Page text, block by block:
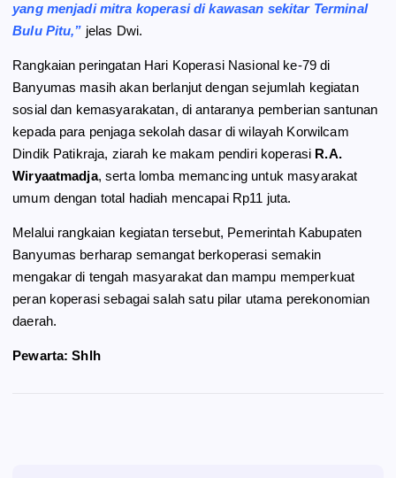
yang menjadi mitra koperasi di kawasan sekitar Terminal
Bulu Pitu,” jelas Dwi.
Rangkaian peringatan Hari Koperasi Nasional ke-79 di
Banyumas masih akan berlanjut dengan sejumlah kegiatan
sosial dan kemasyarakatan, di antaranya pemberian santunan
kepada para penjaga sekolah dasar di wilayah Korwilcam
Dindik Patikraja, ziarah ke makam pendiri koperasi R.A.
Wiryaatmadja, serta lomba memancing untuk masyarakat
umum dengan total hadiah mencapai Rp11 juta.
Melalui rangkaian kegiatan tersebut, Pemerintah Kabupaten
Banyumas berharap semangat berkoperasi semakin
mengakar di tengah masyarakat dan mampu memperkuat
peran koperasi sebagai salah satu pilar utama perekonomian
daerah.
Pewarta: Shlh